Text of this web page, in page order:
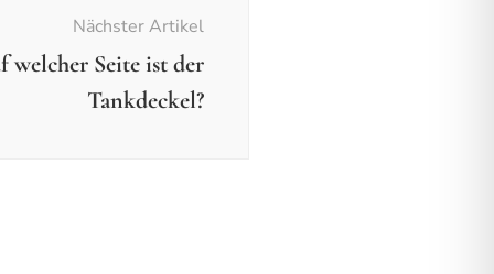
Nächster Artikel
Seite ist der
Tankdeckel?